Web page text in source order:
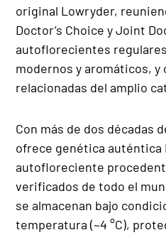
original Lowryder,
Doctor’s Choice y Joint
autoflorecientes
modernos y aromáticos, y
relacionadas del amplio
Con más de dos décadas
ofrece genética auténtica
autofloreciente
verificados de todo el
se almacenan bajo
temperatura (~4 °C),